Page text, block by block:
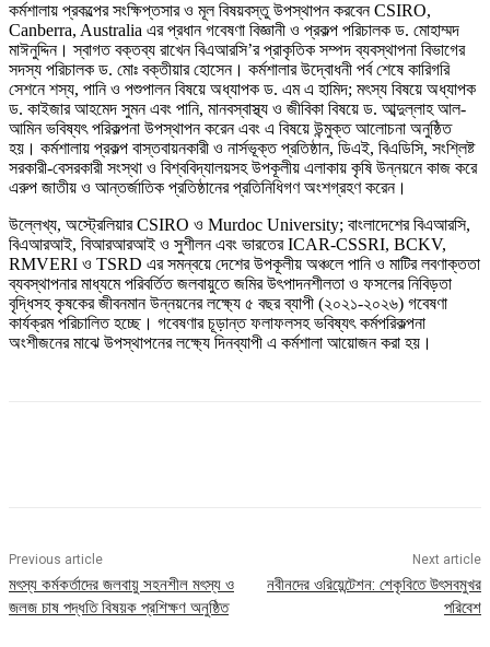
কর্মশালায় প্রকল্পের সংক্ষিপ্তসার ও মূল বিষয়বস্তু উপস্থাপন করবেন CSIRO,
Canberra, Australia এর প্রধান গবেষণা বিজ্ঞানী ও প্রকল্প পরিচালক ড. মোহাম্মদ
মাঈনুদ্দিন। স্বাগত বক্তব্য রাখেন বিএআরসি’র প্রাকৃতিক সম্পদ ব্যবস্থাপনা বিভাগের
সদস্য পরিচালক ড. মোঃ বক্তীয়ার হোসেন। কর্মশালার উদ্বোধনী পর্ব শেষে কারিগরি
সেশনে শস্য, পানি ও পশুপালন বিষয়ে অধ্যাপক ড. এম এ হামিদ; মৎস্য বিষয়ে অধ্যাপক
ড. কাইজার আহমেদ সুমন এবং পানি, মানবস্বাস্থ্য ও জীবিকা বিষয়ে ড. আব্দুল্লাহ আল-
আমিন ভবিষ্যৎ পরিকল্পনা উপস্থাপন করেন এবং এ বিষয়ে উন্মুক্ত আলোচনা অনুষ্ঠিত
হয়। কর্মশালায় প্রকল্প বাস্তবায়নকারী ও নার্সভূক্ত প্রতিষ্ঠান, ডিএই, বিএডিসি, সংশ্লিষ্ট
সরকারী-বেসরকারী সংস্থা ও বিশ্ববিদ্যালয়সহ উপকূলীয় এলাকায় কৃষি উন্নয়নে কাজ করে
এরুপ জাতীয় ও আন্তর্জাতিক প্রতিষ্ঠানের প্রতিনিধিগণ অংশগ্রহণ করেন।
উল্লেখ্য, অস্ট্রেলিয়ার CSIRO ও Murdoc University; বাংলাদেশের বিএআরসি,
বিএআরআই, বিআরআরআই ও সুশীলন এবং ভারতের ICAR-CSSRI, BCKV,
RMVERI ও TSRD এর সমন্বয়ে দেশের উপকূলীয় অঞ্চলে পানি ও মাটির লবণাক্ততা
ব্যবস্থাপনার মাধ্যমে পরিবর্তিত জলবায়ুতে জমির উৎপাদনশীলতা ও ফসলের নিবিড়তা
বৃদ্ধিসহ কৃষকের জীবনমান উন্নয়নের লক্ষ্যে ৫ বছর ব্যাপী (২০২১-২০২৬) গবেষণা
কার্যক্রম পরিচালিত হচ্ছে। গবেষণার চূড়ান্ত ফলাফলসহ ভবিষ্যৎ কর্মপরিকল্পনা
অংশীজনের মাঝে উপস্থাপনের লক্ষ্যে দিনব্যাপী এ কর্মশালা আয়োজন করা হয়।
Previous article
মৎস্য কর্মকর্তাদের জলবায়ু সহনশীল মৎস্য ও
জলজ চাষ পদ্ধতি বিষয়ক প্রশিক্ষণ অনুষ্ঠিত
Next article
নবীনদের ওরিয়েন্টেশন: শেকৃবিতে উৎসবমুখর
পরিবেশ